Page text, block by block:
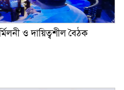
ও দায়িত্বশীল বৈঠক